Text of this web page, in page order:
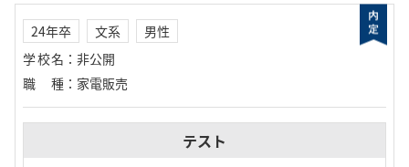
24年卒 文系
男性
学校名 ： 非公開
職種 ： 家電販売
テスト